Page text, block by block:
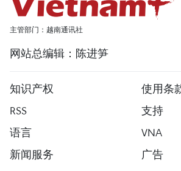
主管部门：越南通讯社
网站总编辑：陈进笋
知识产权
使用条
RSS
支持
语言
VNA
新闻服务
广告